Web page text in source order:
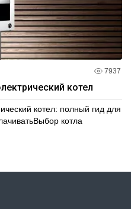
7937
котел
котел: полный гид для
котла